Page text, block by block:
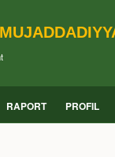
RAPORT PROFIL